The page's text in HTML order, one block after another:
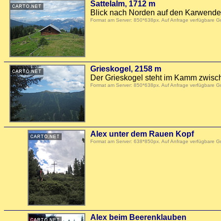
Sattelalm, 1712 m
Blick nach Norden auf den
Format am Server: 850*638px. Auf Anfrage verfügbare
Grieskogel, 2158 m
Der Grieskogel steht im Kamm
Format am Server: 850*638px. Auf Anfrage verfügbare
Alex unter dem Rauen Kopf
Format am Server: 638*850px. Auf Anfrage verfügbare
Alex beim Beerenklauben